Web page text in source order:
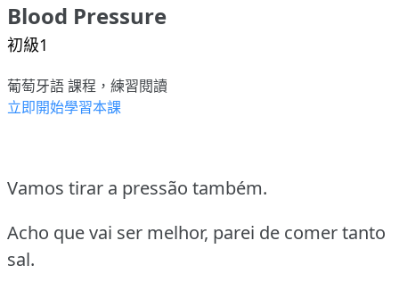
Blood Pressure
初級1
葡萄牙語 課程，練習閱讀
立即開始學習本課
Vamos tirar a pressão também.
Acho que vai ser melhor, parei de comer tanto
sal.